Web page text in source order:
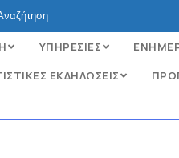
ΥΠΗΡΕΣΙΕΣ
ΕΚΔΗΛΩΣΕΙΣ